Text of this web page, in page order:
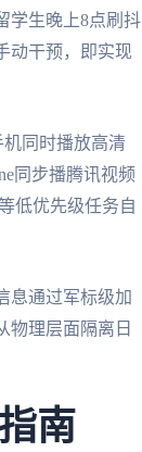
学生晚上8点刷抖
动干预，即实现
同时播放高清
同步播腾讯视频
低优先级任务自
息通过军标级加
物理层面隔离日
南